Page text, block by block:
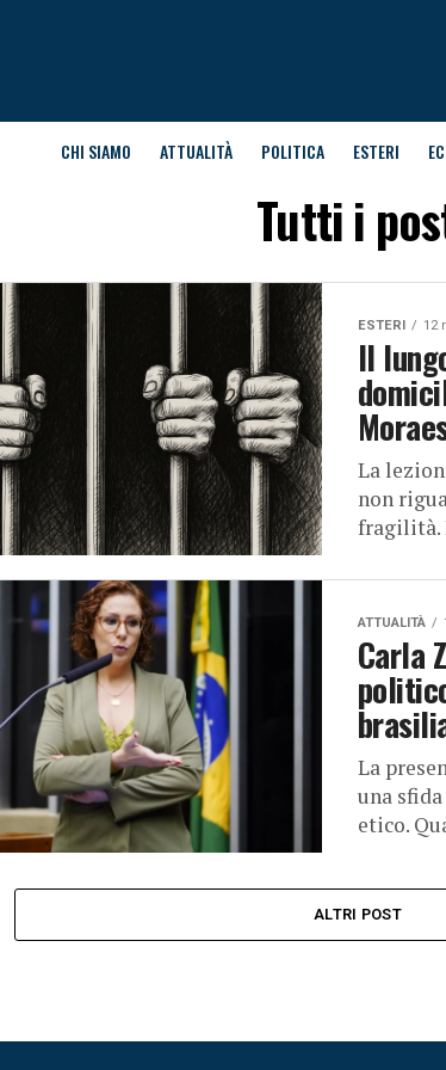
CHI SIAMO ATTUALITÀ POLITICA ESTERI
Tutti i
ESTERI 12
Il
La
non
fragilità.
ATTUALITÀ
Carla
La
una
etico.
ALTRI POST